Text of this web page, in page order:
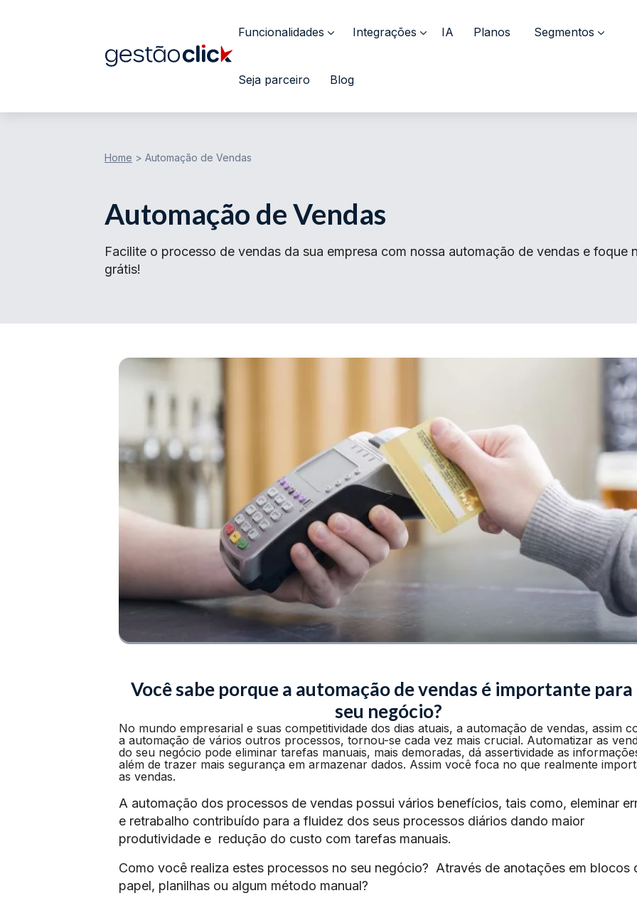
Funcionalidades Integrações IA Planos Segmentos
Seja parceiro Blog
Home > Automação de Vendas
Automação de Vendas
Facilite o processo de vendas da sua empresa com nossa automação de vendas e foque
grátis!
Você sabe porque a automação de vendas é importante para
seu negócio?
No mundo empresarial e suas competitividade dos dias atuais, a automação de vendas, assim
a automação de vários outros processos, tornou-se cada vez mais crucial. Automatizar as
do seu negócio pode eliminar tarefas manuais, mais demoradas, dá assertividade as
além de trazer mais segurança em armazenar dados. Assim você foca no que realmente
as vendas.
A automação dos processos de vendas possui vários benefícios, tais como, eleminar
e retrabalho contribuído para a fluidez dos seus processos diários dando maior
produtividade e redução do custo com tarefas manuais.
Como você realiza estes processos no seu negócio? Através de anotações em blocos
papel, planilhas ou algum método manual?